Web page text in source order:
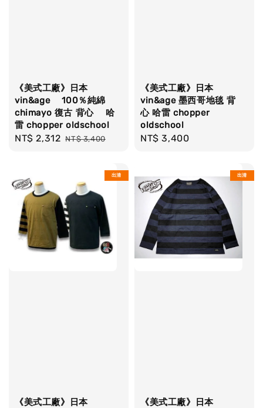
《美式工廠》日本
vin&age 100％純綿
chimayo 復古 背心 哈
雷 chopper oldschool
Sale
NT$ 2,312 Regular
NT$ 3,400
《美式工廠》日本
vin&age 墨西哥地毯 背
心 哈雷 chopper
oldschool
Regular
NT$ 3,400
出清
《美式工廠》日本
出清
《美式工廠》日本